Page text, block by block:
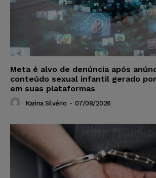
Meta é alvo de denúncia após
conteúdo sexual infantil gerado
em suas plataformas
Karina Silvério - 07/08/2026